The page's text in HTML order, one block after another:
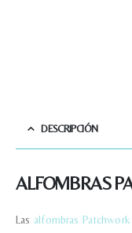
DESCRIPCIÓN
ALFOMBRAS
Las alfombras Patchwork